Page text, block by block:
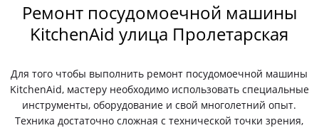
Ремонт посудомоечной машины
KitchenAid улица Пролетарская
Для того чтобы выполнить ремонт посудомоечной машины
KitchenAid, мастеру необходимо использовать специальные
инструменты, оборудование и свой многолетний опыт.
Техника достаточно сложная с технической точки зрения,